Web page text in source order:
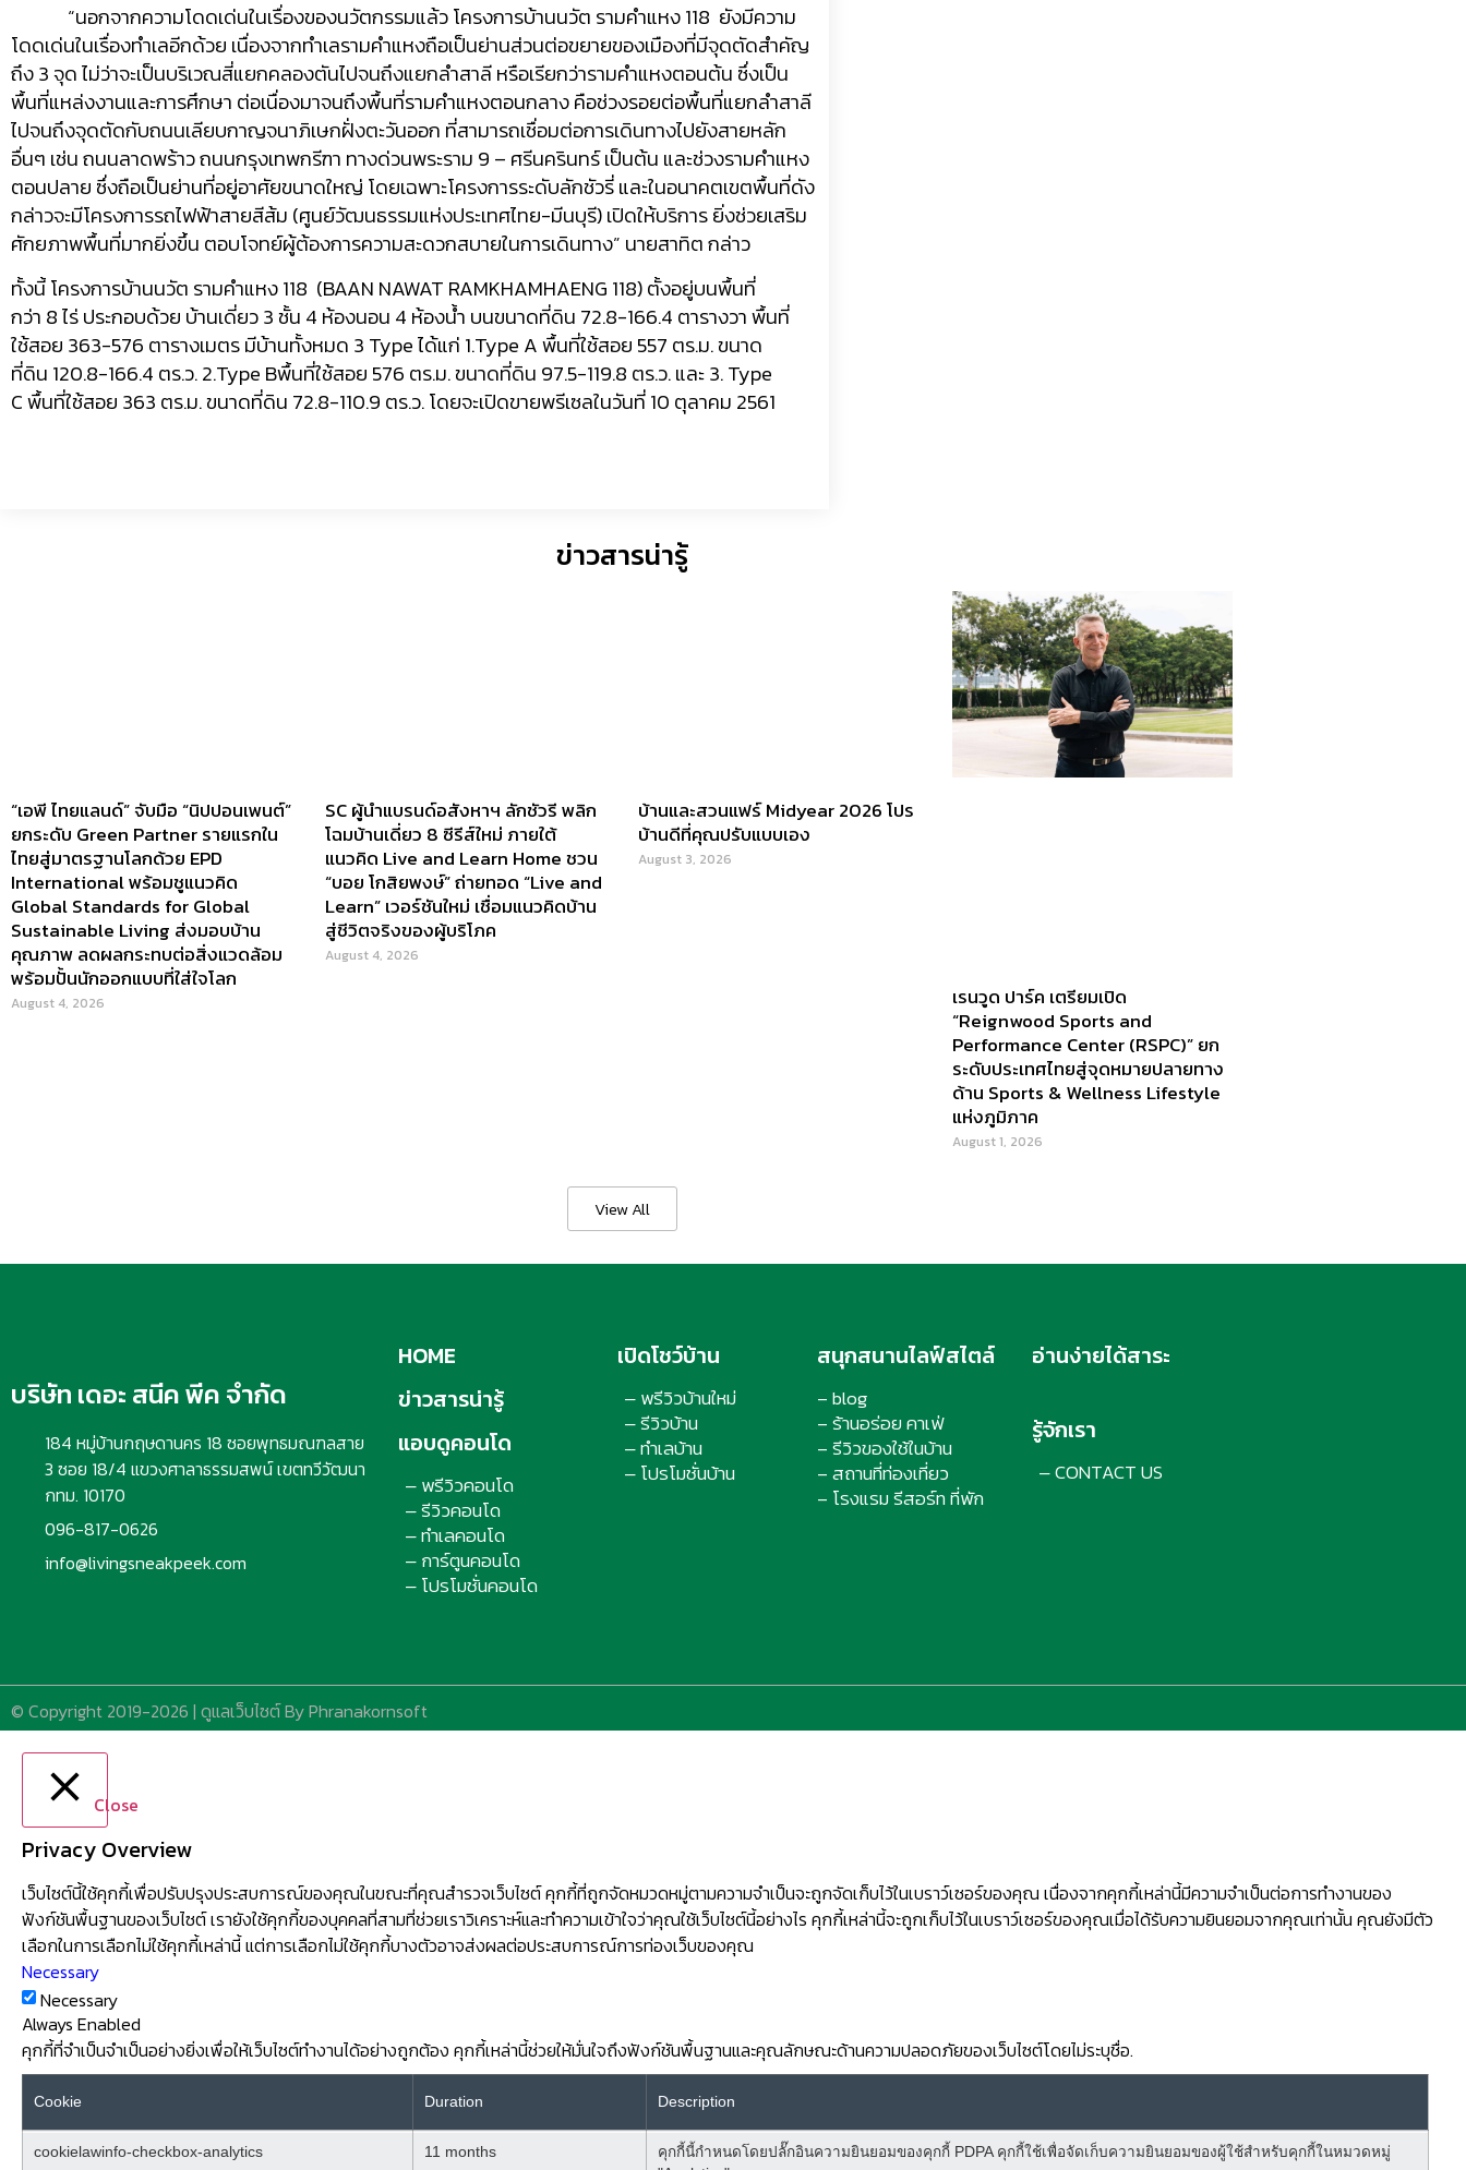
“นอกจากความโดดเด่นในเรื่องของนวัตกรรมแล้ว โครงการบ้านนวัต รามคำแหง118 ยังมีความ
โดดเด่นในเรื่องทำเลอีกด้วย เนื่องจากทำเลรามคำแหงถือเป็นย่านส่วนต่อขยายของเมืองที่มีจุดตัดสำคัญ
ถึง3จุด ไม่ว่าจะเป็นบริเวณสี่แยกคลองตันไปจนถึงแยกลำสาลี หรือเรียกว่ารามคำแหงตอนต้น ซึ่งเป็น
พื้นที่แหล่งงานและการศึกษา ต่อเนื่องมาจนถึงพื้นที่รามคำแหงตอนกลาง คือช่วงรอยต่อพื้นที่แยกลำสาลี
ไปจนถึงจุดตัดกับถนนเลียบกาญจนาภิเษกฝั่งตะวันออก ที่สามารถเชื่อมต่อการเดินทางไปยังสายหลัก
อื่นๆ เช่น ถนนลาดพร้าว ถนนกรุงเทพกรีฑา ทางด่วนพระราม 9 – ศรีนครินทร์ เป็นต้น และช่วงรามคำแหง
ตอนปลาย ซึ่งถือเป็นย่านที่อยู่อาศัยขนาดใหญ่ โดยเฉพาะโครงการระดับลักชัวรี่ และในอนาคตเขตพื้นที่ดัง
กล่าวจะมีโครงการรถไฟฟ้าสายสีส้ม (ศูนย์วัฒนธรรมแห่งประเทศไทย-มีนบุรี) เปิดให้บริการ ยิ่งช่วยเสริม
ศักยภาพพื้นที่มากยิ่งขึ้น ตอบโจทย์ผู้ต้องการความสะดวกสบายในการเดินทาง” นายสาทิต กล่าว
ทั้งนี้ โครงการบ้านนวัต รามคำแหง118 (BAAN NAWAT RAMKHAMHAENG 118)ตั้งอยู่บนพื้นที่
กว่า 8ไร่ ประกอบด้วย บ้านเดี่ยว3ชั้น 4 ห้องนอน 4 ห้องน้ำ บนขนาดที่ดิน 72.8-166.4 ตารางวา พื้นที่
ใช้สอย 363-576 ตารางเมตร มีบ้านทั้งหมด 3 Typeได้แก่ 1.Type Aพื้นที่ใช้สอย 557 ตร.ม. ขนาด
ที่ดิน 120.8-166.4 ตร.ว.2.Type Bพื้นที่ใช้สอย 576 ตร.ม. ขนาดที่ดิน 97.5-119.8 ตร.ว. และ3.Type
Cพื้นที่ใช้สอย 363 ตร.ม. ขนาดที่ดิน 72.8-110.9 ตร.ว. โดยจะเปิดขายพรีเซลในวันที่10 ตุลาคม 2561
ข่าวสารน่ารู้
“เอพี ไทยแลนด์” จับมือ “นิปปอนเพนต์”
ยกระดับ Green Partner รายแรกใน
ไทยสู่มาตรฐานโลกด้วย EPD
International พร้อมชูแนวคิด
Global Standards for Global
Sustainable Living ส่งมอบบ้าน
คุณภาพ ลดผลกระทบต่อสิ่งแวดล้อม
พร้อมปั้นนักออกแบบที่ใส่ใจโลก
August 4, 2026
SC ผู้นำแบรนด์อสังหาฯ ลักชัวรี พลิก
โฉมบ้านเดี่ยว 8 ซีรีส์ใหม่ ภายใต้
แนวคิด Live and Learn Home ชวน
“บอย โกสิยพงษ์” ถ่ายทอด “Live and
Learn” เวอร์ชันใหม่ เชื่อมแนวคิดบ้าน
สู่ชีวิตจริงของผู้บริโภค
August 4, 2026
บ้านและสวนแฟร์ Midyear 2026 โปร
บ้านดีที่คุณปรับแบบเอง
August 3, 2026
เรนวูด ปาร์ค เตรียมเปิด
“Reignwood Sports and
Performance Center (RSPC)” ยก
ระดับประเทศไทยสู่จุดหมายปลายทาง
ด้าน Sports & Wellness Lifestyle
แห่งภูมิภาค
August 1, 2026
View All
บริษัท เดอะ สนีค พีค จำกัด
184 หมู่บ้านกฤษดานคร 18 ซอยพุทธมณฑลสาย
3 ซอย 18/4 แขวงศาลาธรรมสพน์ เขตทวีวัฒนา
กทม. 10170
096-817-0626
info@livingsneakpeek.com
HOME
ข่าวสารน่ารู้
แอบดูคอนโด
– พรีวิวคอนโด
– รีวิวคอนโด
– ทำเลคอนโด
– การ์ตูนคอนโด
– โปรโมชั่นคอนโด
เปิดโชว์บ้าน
– พรีวิวบ้านใหม่
– รีวิวบ้าน
– ทำเลบ้าน
– โปรโมชั่นบ้าน
สนุกสนานไลฟ์สไตล์
– blog
– ร้านอร่อย คาเฟ่
– รีวิวของใช้ในบ้าน
– สถานที่ท่องเที่ยว
– โรงแรม รีสอร์ท ที่พัก
อ่านง่ายได้สาระ
รู้จักเรา
– CONTACT US
© Copyright 2019-2026 | ดูแลเว็บไซต์ By Phranakornsoft
Close
Privacy Overview
เว็บไซต์นี้ใช้คุกกี้เพื่อปรับปรุงประสบการณ์ของคุณในขณะที่คุณสำรวจเว็บไซต์ คุกกี้ที่ถูกจัดหมวดหมู่ตามความจำเป็นจะถูกจัดเก็บไว้ในเบราว์เซอร์ของคุณ เนื่องจากคุกกี้เหล่านี้มีความจำเป็นต่อการทำงานของ
ฟังก์ชันพื้นฐานของเว็บไซต์ เรายังใช้คุกกี้ของบุคคลที่สามที่ช่วยเราวิเคราะห์และทำความเข้าใจว่าคุณใช้เว็บไซต์นี้อย่างไร คุกกี้เหล่านี้จะถูกเก็บไว้ในเบราว์เซอร์ของคุณเมื่อได้รับความยินยอมจากคุณเท่านั้น คุณยังมีตัว
เลือกในการเลือกไม่ใช้คุกกี้เหล่านี้ แต่การเลือกไม่ใช้คุกกี้บางตัวอาจส่งผลต่อประสบการณ์การท่องเว็บของคุณ
Necessary
Necessary
Always Enabled
คุกกี้ที่จำเป็นจำเป็นอย่างยิ่งเพื่อให้เว็บไซต์ทำงานได้อย่างถูกต้อง คุกกี้เหล่านี้ช่วยให้มั่นใจถึงฟังก์ชันพื้นฐานและคุณลักษณะด้านความปลอดภัยของเว็บไซต์โดยไม่ระบุชื่อ.
Cookie Duration Description
cookielawinfo-checkbox-analytics 11 months
คุกกี้นี้กำหนดโดยปลั๊กอินความยินยอมของคุกกี้ PDPA คุกกี้ใช้เพื่อจัดเก็บความยินยอมของผู้ใช้สำหรับคุกกี้ในหมวดหมู่